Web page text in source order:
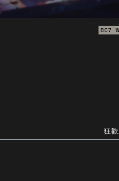
BO7
狂